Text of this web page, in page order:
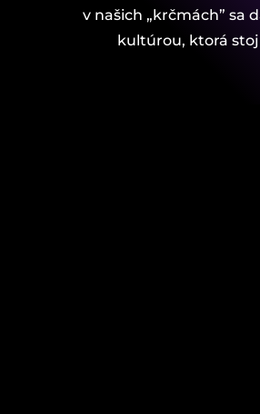
v našich „krčmách” sa
kultúrou, ktorá